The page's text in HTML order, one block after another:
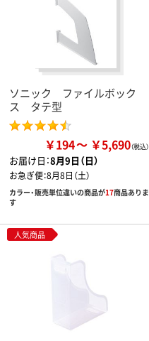
ソニック ファイルボック
ス タテ型
￥194 ￥5,690
お届け日：8月9日（日）
お急ぎ便：8月8日（土）
カラー・販売単位違いの商品が17商品ありま
す
人気商品